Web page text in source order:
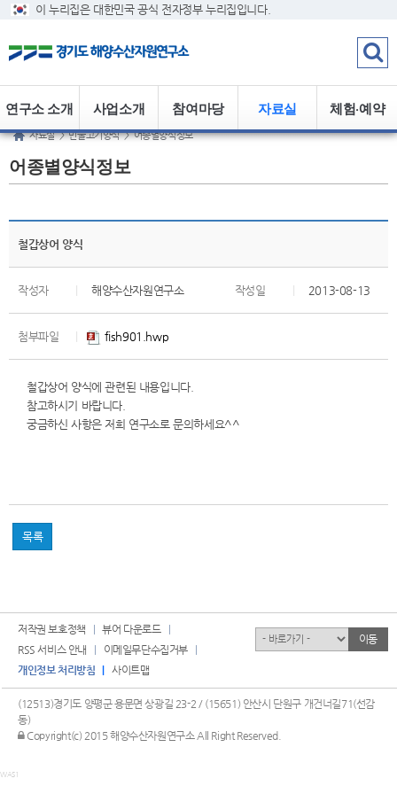
이 누리집은 대한민국 공식 전자정부 누리집입니다.
체험·예약
자료실
참여마당
사업소개
연구소 소개
자료실 > 민물고기양식 > 어종별양식정보
어종별양식정보
철갑상어 양식
작성자 해양수산자원연구소 작성일 2013-08-13
첨부파일 fish901.hwp
철갑상어 양식에 관련된 내용입니다.
참고하시기 바랍니다.
궁금하신 사항은 저희 연구소로 문의하세요^^
목록
저작권 보호정책
뷰어 다운로드
RSS 서비스 안내
이메일무단수집거부
개인정보 처리방침
사이트맵
(12513)경기도 양평군 용문면 상광길 23-2 / (15651) 안산시 단원구 개건너길71(선감
동)
관리자 로그인
Copyright(c) 2015 해양수산자원연구소 All Right Reserved.
유관기관 이동
WAS1